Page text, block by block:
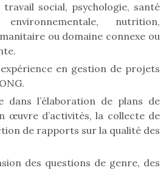
social, psychologie, santé
nutrition,
ou domaine connexe ou
en gestion de projets
dans l’élaboration de plans de
œuvre d’activités, la collecte de
de rapports sur la qualité des
des questions de genre, des